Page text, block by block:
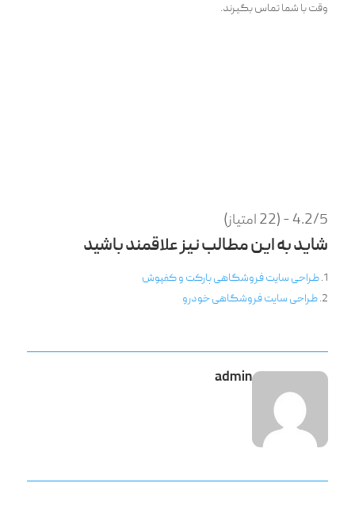
وقت با شما تماس بگیرند.
4.2/5 - (22 امتیاز)
شاید به این مطالب نیز علاقمند باشید
طراحی سایت فروشگاهی پارکت و کفپوش
طراحی سایت فروشگاهی خودرو
admin